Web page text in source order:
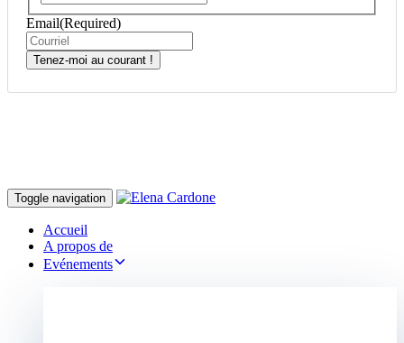
Email(Required)
Tenez-moi au courant !
Toggle navigation
Accueil
A propos de
Evénements